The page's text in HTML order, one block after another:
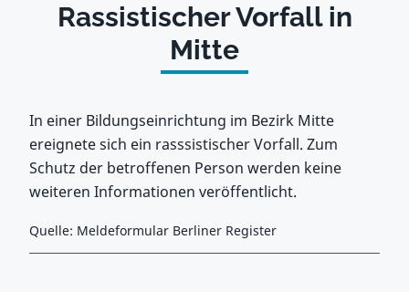
Rassistischer Vorfall in
Mitte
In einer Bildungseinrichtung im Bezirk Mitte
ereignete sich ein rasssistischer Vorfall. Zum
Schutz der betroffenen Person werden keine
weiteren Informationen veröffentlicht.
Quelle: Meldeformular Berliner Register